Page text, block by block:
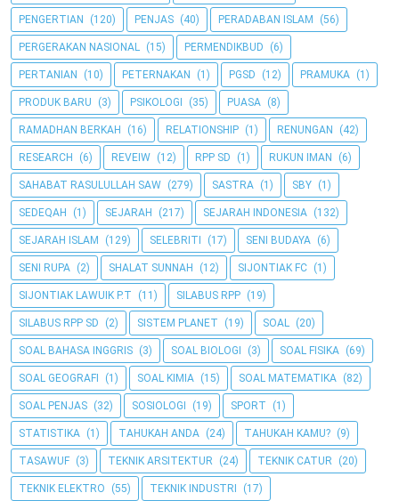
PENGERTIAN (120) PENJAS (40) PERADABAN ISLAM (56)
PERGERAKAN NASIONAL (15) PERMENDIKBUD (6)
PERTANIAN (10) PETERNAKAN (1) PGSD (12) PRAMUKA (1)
PRODUK BARU (3) PSIKOLOGI (35) PUASA (8)
RAMADHAN BERKAH (16) RELATIONSHIP (1) RENUNGAN (42)
RESEARCH (6) REVEIW (12) RPP SD (1) RUKUN IMAN (6)
SAHABAT RASULULLAH SAW (279) SASTRA (1) SBY (1)
SEDEQAH (1) SEJARAH (217) SEJARAH INDONESIA (132)
SEJARAH ISLAM (129) SELEBRITI (17) SENI BUDAYA (6)
SENI RUPA (2) SHALAT SUNNAH (12) SIJONTIAK FC (1)
SIJONTIAK LAWUIK P.T (11) SILABUS RPP (19)
SILABUS RPP SD (2) SISTEM PLANET (19) SOAL (20)
SOAL BAHASA INGGRIS (3) SOAL BIOLOGI (3) SOAL FISIKA (69)
SOAL GEOGRAFI (1) SOAL KIMIA (15) SOAL MATEMATIKA (82)
SOAL PENJAS (32) SOSIOLOGI (19) SPORT (1)
STATISTIKA (1) TAHUKAH ANDA (24) TAHUKAH KAMU? (9)
TASAWUF (3) TEKNIK ARSITEKTUR (24) TEKNIK CATUR (20)
TEKNIK ELEKTRO (55) TEKNIK INDUSTRI (17)